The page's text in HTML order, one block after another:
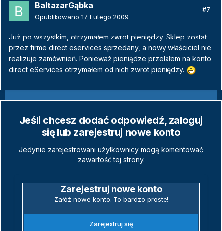
BaltazarGąbka
Opublikowano 17 Lutego 2009
#7
Już po wszystkim, otrzymałem zwrot pieniędzy. Sklep został
przez firme direct eservices sprzedany, a nowy właściciel nie
realizuje zamównień. Ponieważ pieniądze przelałem na konto
direct eServices otrzymałem od nich zwrot pieniędzy.
Jeśli chcesz dodać odpowiedź, zaloguj
się lub zarejestruj nowe konto
Jedynie zarejestrowani użytkownicy mogą komentować
zawartość tej strony.
Zarejestruj nowe konto
Załóż nowe konto. To bardzo proste!
Zarejestruj się